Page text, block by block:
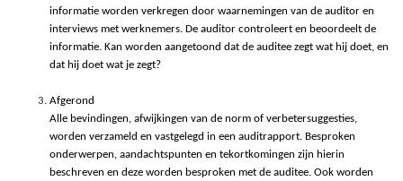
informatie worden verkregen door waarnemingen van de auditor en
interviews met werknemers. De auditor controleert en beoordeelt de
informatie. Kan worden aangetoond dat de auditee zegt wat hij doet, en
dat hij doet wat je zegt?
Afgerond
Alle bevindingen, afwijkingen van de norm of verbetersuggesties,
worden verzameld en vastgelegd in een auditrapport. Besproken
onderwerpen, aandachtspunten en tekortkomingen zijn hierin
beschreven en deze worden besproken met de auditee. Ook worden